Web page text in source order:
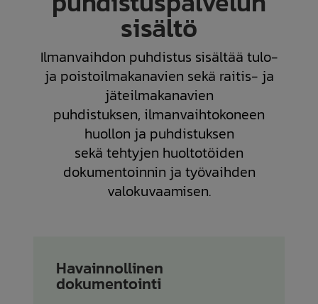
sisältö
Ilmanvaihdon puhdistus sisältää tulo-
ja poistoilmakanavien sekä raitis- ja
jäteilmakanavien
puhdistuksen, ilmanvaihtokoneen
huollon ja puhdistuksen
sekä tehtyjen huoltotöiden
dokumentoinnin ja työvaihden
valokuvaamisen.
Havainnollinen
dokumentointi